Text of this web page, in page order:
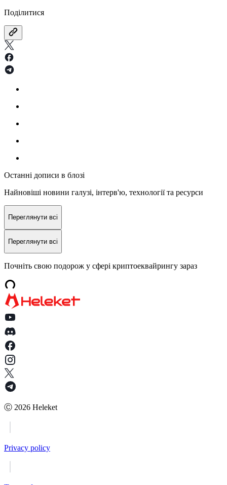
Поділитися
Останні дописи в блозі
Найновіші новини галузі, інтерв'ю, технології та ресурси
Переглянути всі
Переглянути всі
Почніть свою подорож у сфері криптоеквайрингу зараз
Ⓒ 2026 Heleket
Privacy policy